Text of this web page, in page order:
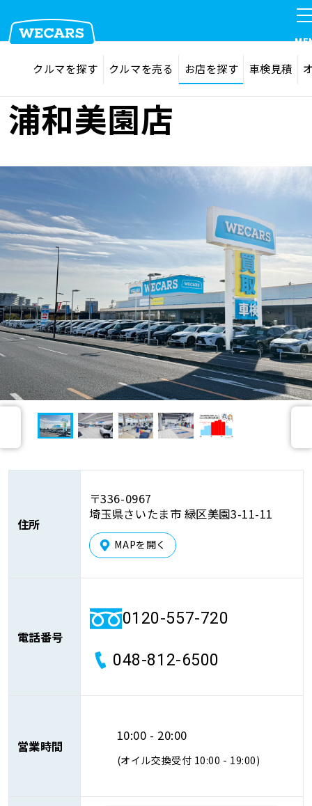
在庫検索 サイト内検索
クルマを探す
お店を探す
車検見積
車検サービス トップ
車検料金・メニュー
品質管理とサポート体制
オイル交換・点検・整備予約
お役立ち情報
お問い合わせ
0120-733-500
クルマを探す クルマを売る お店を探す 車検見積
浦和美園店
住所
〒336-0967
埼玉県さいたま市 緑区美園3-11-11
MAPを開く
電話番号
0120-557-720
048-812-6500
営業時間
10:00 - 20:00
(オイル交換受付 10:00 - 19:00)